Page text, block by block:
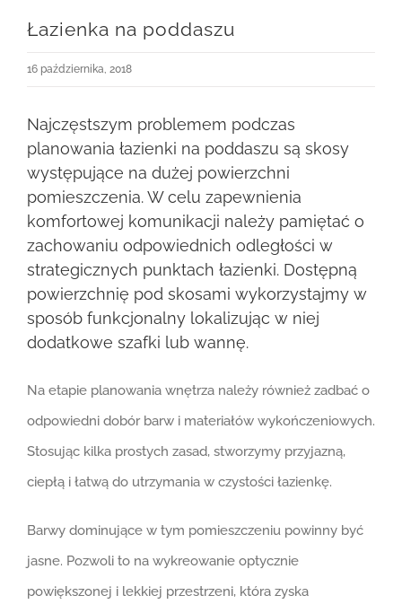
Łazienka na poddaszu
16 października, 2018
Najczęstszym problemem podczas
planowania łazienki na poddaszu są skosy
występujące na dużej powierzchni
pomieszczenia. W celu zapewnienia
komfortowej komunikacji należy pamiętać o
zachowaniu odpowiednich odległości w
strategicznych punktach łazienki. Dostępną
powierzchnię pod skosami wykorzystajmy w
sposób funkcjonalny lokalizując w niej
dodatkowe szafki lub wannę.
Na etapie planowania wnętrza należy również zadbać o
odpowiedni dobór barw i materiałów wykończeniowych.
Stosując kilka prostych zasad, stworzymy przyjazną,
ciepłą i łatwą do utrzymania w czystości łazienkę.
Barwy dominujące w tym pomieszczeniu powinny być
jasne. Pozwoli to na wykreowanie optycznie
powiększonej i lekkiej przestrzeni, która zyska